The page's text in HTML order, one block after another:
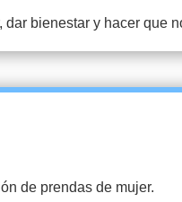
bienestar y hacer que
de prendas de mujer.